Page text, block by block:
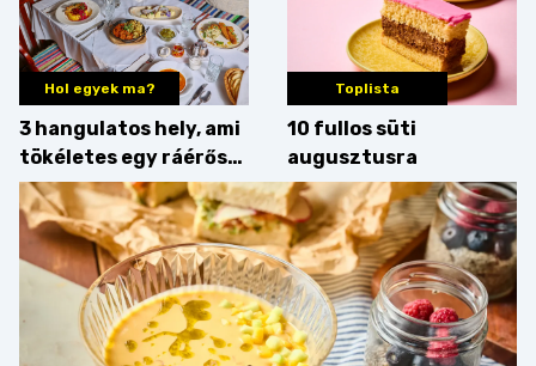
Hol egyek ma?
3 hangulatos hely, ami
tökéletes egy ráérős
hétvégi ebédhez
Toplista
10 fullos süti
augusztusra